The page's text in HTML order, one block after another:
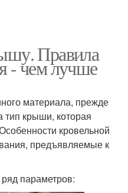
Правила
- чем лучше
материала, прежде
крыши, которая
кровельной
предъявляемые к
параметров: